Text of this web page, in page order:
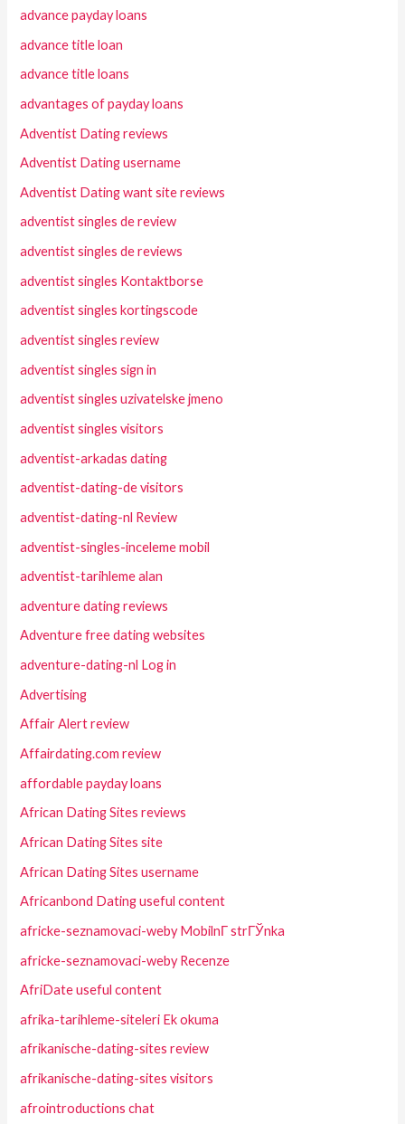
advance payday loans
advance title loan
advance title loans
advantages of payday loans
Adventist Dating reviews
Adventist Dating username
Adventist Dating want site reviews
adventist singles de review
adventist singles de reviews
adventist singles Kontaktborse
adventist singles kortingscode
adventist singles review
adventist singles sign in
adventist singles uzivatelske jmeno
adventist singles visitors
adventist-arkadas dating
adventist-dating-de visitors
adventist-dating-nl Review
adventist-singles-inceleme mobil
adventist-tarihleme alan
adventure dating reviews
Adventure free dating websites
adventure-dating-nl Log in
Advertising
Affair Alert review
Affairdating.com review
affordable payday loans
African Dating Sites reviews
African Dating Sites site
African Dating Sites username
Africanbond Dating useful content
africke-seznamovaci-weby MobilnГ­ strГЎnka
africke-seznamovaci-weby Recenze
AfriDate useful content
afrika-tarihleme-siteleri Ek okuma
afrikanische-dating-sites review
afrikanische-dating-sites visitors
afrointroductions chat